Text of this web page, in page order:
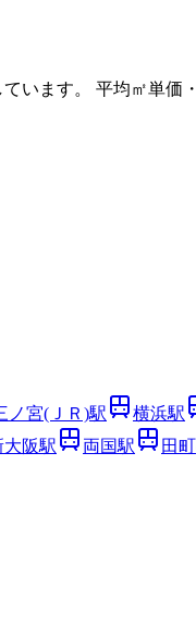
います。 平均㎡単価
ノ宮(ＪＲ)駅 横浜駅
大阪駅 両国駅 田